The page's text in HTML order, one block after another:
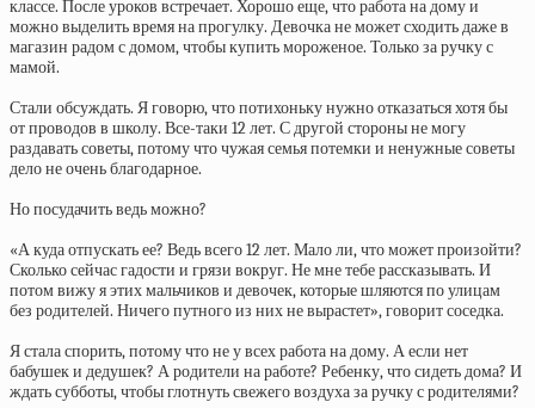
классе. После уроков встречает. Хорошо еще, что работа на дому и
можно выделить время на прогулку. Девочка не может сходить даже в
магазин радом с домом, чтобы купить мороженое. Только за ручку с
мамой.
Стали обсуждать. Я говорю, что потихоньку нужно отказаться хотя бы
от проводов в школу. Все-таки 12 лет. С другой стороны не могу
раздавать советы, потому что чужая семья потемки и ненужные советы
дело не очень благодарное.
Но посудачить ведь можно?
«А куда отпускать ее? Ведь всего 12 лет. Мало ли, что может произойти?
Сколько сейчас гадости и грязи вокруг. Не мне тебе рассказывать. И
потом вижу я этих мальчиков и девочек, которые шляются по улицам
без родителей. Ничего путного из них не вырастет», говорит соседка.
Я стала спорить, потому что не у всех работа на дому. А если нет
бабушек и дедушек? А родители на работе? Ребенку, что сидеть дома? И
ждать субботы, чтобы глотнуть свежего воздуха за ручку с родителями?